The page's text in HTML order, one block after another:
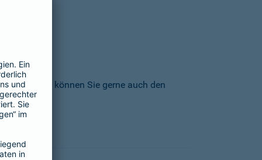
AG können Sie gerne auch den